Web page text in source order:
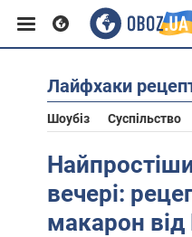
Європа
США
Лайфхаки
Шоубіз Суспільство
вечері:
макарон від